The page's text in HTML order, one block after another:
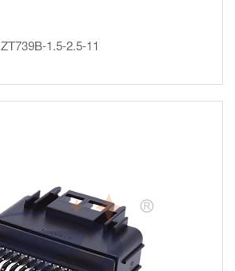
ZT739B-1.5-2.5-11